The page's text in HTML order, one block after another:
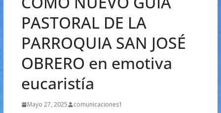
PASTORAL DE LA
PARROQUIA SAN JOSÉ
OBRERO en emotiva
eucaristía
Mayo 27, 2025 comunicaciones1